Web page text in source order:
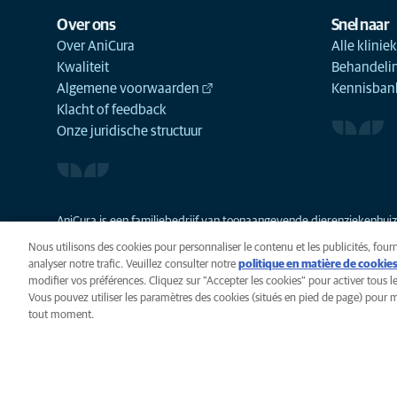
Over ons
Over AniCura
Kwaliteit
Algemene voorwaarden
Klacht of feedback
Onze juridische structuur
Snel naar
Alle
AniCura is een familiebedrijf van toonaangevende
Privacy Algemene
Nous utilisons des cookies pour personnaliser le contenu et les publicités,
analyser notre trafic. Veuillez consulter notre politique en matière de cookies
modifier vos préférences. Cliquez sur "Accepter les cookies" pour activer tous
Vous pouvez utiliser les paramètres des cookies (situés en pied de page)
tout moment.